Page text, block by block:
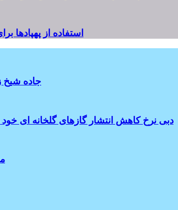
استفاده از پهپادها
جاده شیخ
دبی نرخ کاهش انتشار گازهای گلخانه ای خود را تا پایان سال 2030